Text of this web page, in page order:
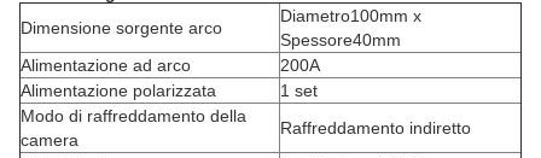
Dimensione sorgente arco
Diametro100mm x
Spessore40mm
Alimentazione ad arco
200A
Alimentazione polarizzata
1 set
Modo di raffreddamento della
camera
Raffreddamento indiretto